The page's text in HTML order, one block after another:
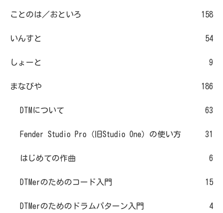
ことのは／おといろ 158
いんすと 54
しょーと 9
まなびや 186
DTMについて 63
Fender Studio Pro（旧Studio One）の使い方 31
はじめての作曲 6
DTMerのためのコード入門 15
DTMerのためのドラムパターン入門 4